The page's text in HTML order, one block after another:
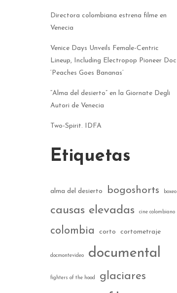
Directora colombiana estrena filme en
Venecia
Venice Days Unveils Female-Centric
Lineup, Including Electropop Pioneer Doc
‘Peaches Goes Bananas’
“Alma del desierto” en la Giornate Degli
Autori de Venecia
Two-Spirit. IDFA
Etiquetas
alma del desierto bogoshorts boxeo
causas elevadas cine colombiano
colombia corto cortometraje
docmontevideo documental
fighters of the hood glaciares